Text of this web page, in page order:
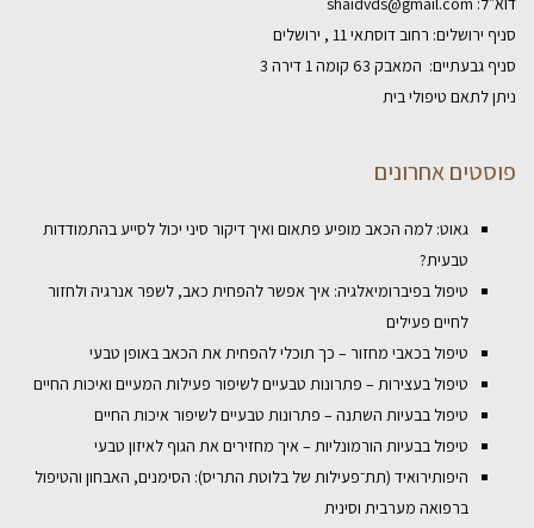
ירושלים: רחוב דוסתאי 11 , ירושלים
גבעתיים: המאבק 63 קומה 1 דירה 3
לתאם טיפולי בית
אחרונים
גאוט: למה הכאב מופיע פתאום ואיך דיקור סיני יכול לסייע בהתמודדות
טבעית?
טיפול בפיברומיאלגיה: איך אפשר להפחית כאב, לשפר אנרגיה ולחזור
לחיים פעילים
טיפול בכאבי מחזור – כך תוכלי להפחית את הכאב באופן טבעי
טיפול בעצירות – פתרונות טבעיים לשיפור פעילות המעיים ואיכות החיים
טיפול בבעיות השתנה – פתרונות טבעיים לשיפור איכות החיים
טיפול בבעיות הורמונליות – איך מחזירים את הגוף לאיזון טבעי
היפותירואיד (תת־פעילות של בלוטת התריס): הסימנים, האבחון והטיפול
ברפואה מערבית וסינית